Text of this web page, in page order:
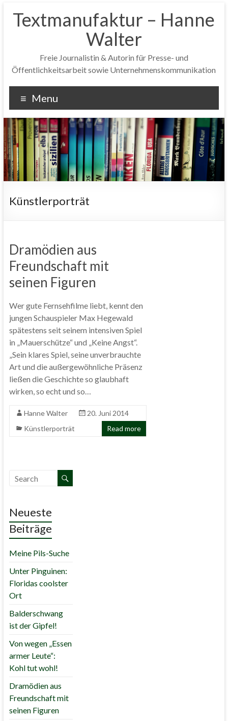
Textmanufaktur – Hanne
Walter
Freie Journalistin & Autorin für Presse- und
Öffentlichkeitsarbeit sowie Unternehmenskommunikation
Menu
Künstlerporträt
Dramödien aus
Freundschaft mit
seinen Figuren
Wer gute Fernsehfilme liebt, kennt den
jungen Schauspieler Max Hegewald
spätestens seit seinem intensiven Spiel
in „Mauerschütze“ und „Keine Angst“.
„Sein klares Spiel, seine unverbrauchte
Art und die außergewöhnliche Präsenz
ließen die Geschichte so glaubhaft
wirken, so echt und so…
Hanne Walter
20. Juni 2014
Künstlerporträt
Read more
Neueste
Beiträge
Meine Pils-Suche
Unter Pinguinen:
Floridas coolster
Ort
Balderschwang
ist der Gipfel!
Von wegen „Essen
armer Leute“:
Kohl tut wohl!
Dramödien aus
Freundschaft mit
seinen Figuren